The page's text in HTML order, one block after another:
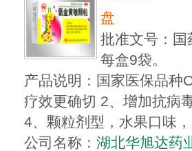
盘
批准文号：
每盒9袋。
产品说明：国家医保品种
疗效更确切 2、增加抗病
4、颗粒剂型，水果口味
公司名称： 湖北华旭达药